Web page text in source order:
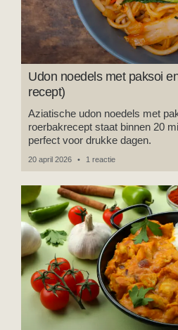
Udon noedels met paksoi
recept)
Aziatische udon noedels met
roerbakrecept staat binnen 20
perfect voor drukke dagen.
20 april 2026 1 reactie